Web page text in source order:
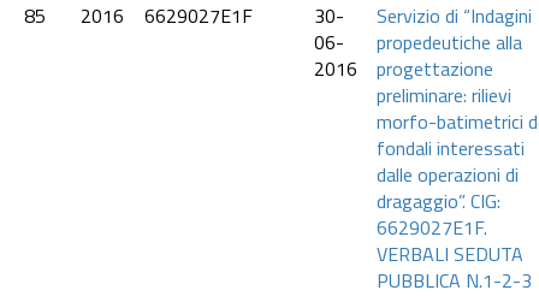
85
2016 6629027E1F
30-
06-
2016
Servizio di “Indagini
propedeutiche alla
progettazione
preliminare: rilievi
morfo-batimetrici
fondali interessati
dalle operazioni di
dragaggio”. CIG:
6629027E1F.
VERBALI SEDUTA
PUBBLICA N.1-2-3